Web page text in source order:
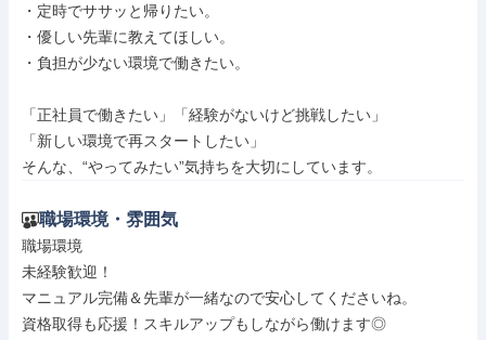
・定時でササッと帰りたい。
・優しい先輩に教えてほしい。
・負担が少ない環境で働きたい。
「正社員で働きたい」「経験がないけど挑戦したい」
「新しい環境で再スタートしたい」
そんな、“やってみたい”気持ちを大切にしています。
職場環境・雰囲気
職場環境
未経験歓迎！
マニュアル完備＆先輩が一緒なので安心してくださいね。
資格取得も応援！スキルアップもしながら働けます◎